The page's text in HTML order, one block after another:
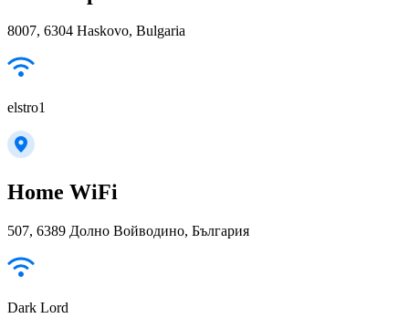
8007, 6304 Haskovo, Bulgaria
elstro1
Home WiFi
507, 6389 Долно Войводино, България
Dark Lord